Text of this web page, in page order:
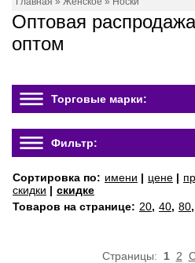
Оптовая
оптом
Торговые марки:
Фильтр:
Сортировка по: имени | цене |
скидки | скидке
Товаров на странице: 20, 40, 80,
Страницы: 1 2